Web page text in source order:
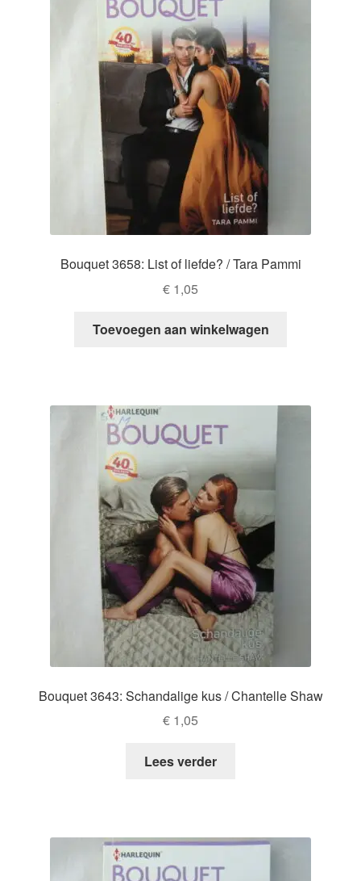
Bouquet 3658: List of liefde? / Tara Pammi
€ 1,05
Toevoegen aan winkelwagen
Bouquet 3643: Schandalige kus / Chantelle Shaw
€ 1,05
Lees verder